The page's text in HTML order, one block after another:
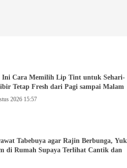
Cara Memilih Lip Tint untuk Sehari-
Tetap Fresh dari Pagi sampai Malam
2026 15:57
Tabebuya agar Rajin Berbunga, Yuk
di Rumah Supaya Terlihat Cantik dan